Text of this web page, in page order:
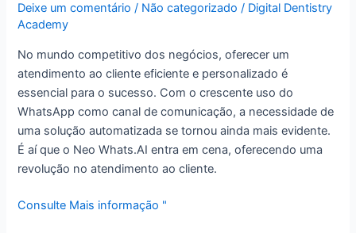
Deixe um comentário / Não categorizado / Digital Dentistry
Academy
No mundo competitivo dos negócios, oferecer um
atendimento ao cliente eficiente e personalizado é
essencial para o sucesso. Com o crescente uso do
WhatsApp como canal de comunicação, a necessidade de
uma solução automatizada se tornou ainda mais evidente.
É aí que o Neo Whats.AI entra em cena, oferecendo uma
revolução no atendimento ao cliente.
Neo
A
Revolução
da
Inteligência
Artificial
no
WhatsApp
Consulte Mais informação "